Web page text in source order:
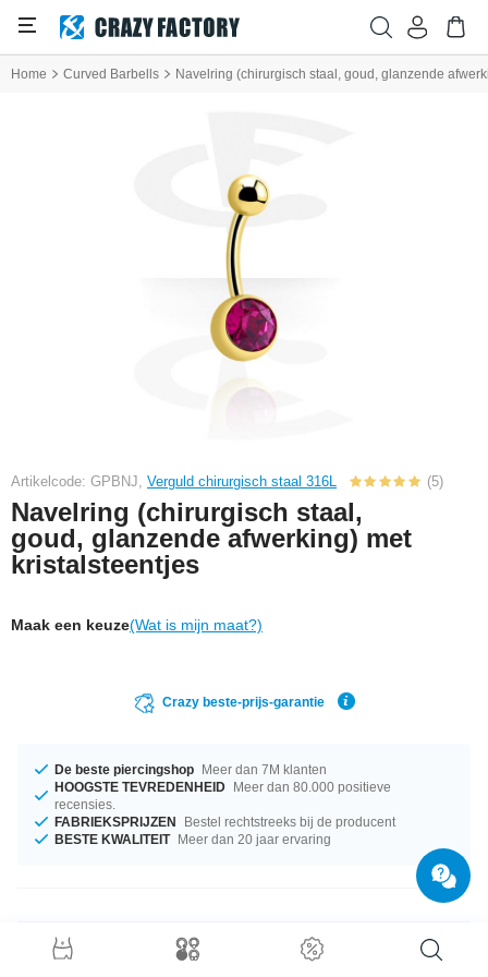
Home Curved Barbells Navelring (chirurgisch staal, goud, glanzende
Artikelcode: GPBNJ, Verguld chirurgisch staal 316L (5)
Navelring (chirurgisch staal,
goud, glanzende afwerking) met
kristalsteentjes
Maak een keuze(Wat is mijn maat?)
Crazy beste-prijs-garantie
De beste piercingshop Meer dan 7M klanten
HOOGSTE TEVREDENHEID Meer dan 80.000 positieve
recensies.
FABRIEKSPRIJZEN
Bestel rechtstreeks bij de producent
BESTE KWALITEIT Meer dan 20 jaar ervaring
Productgegevens